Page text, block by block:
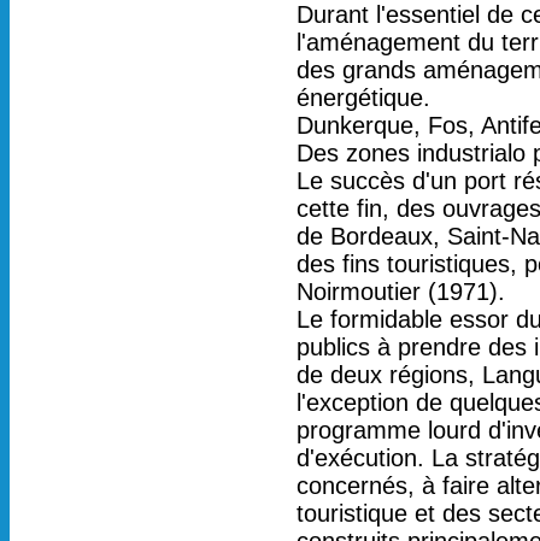
Durant l'essentiel de
l'aménagement du
des grands
énergétique.
Dunkerque, Fos,
Des zones industrialo
Le succès d'un port
cette fin, des
de Bordeaux, Saint-
des fins touristiques,
Noirmoutier (1971).
Le formidable essor
publics à prendre des
de deux régions,
l'exception de
programme lourd
d'exécution. La
concernés, à faire
touristique et des